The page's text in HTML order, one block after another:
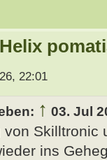
22:01
↑ 03. Jul
Skilltronic
ins